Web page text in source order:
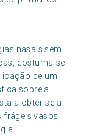
nasais sem
costuma-se
de um
sobre a
a obter-se a
vasos